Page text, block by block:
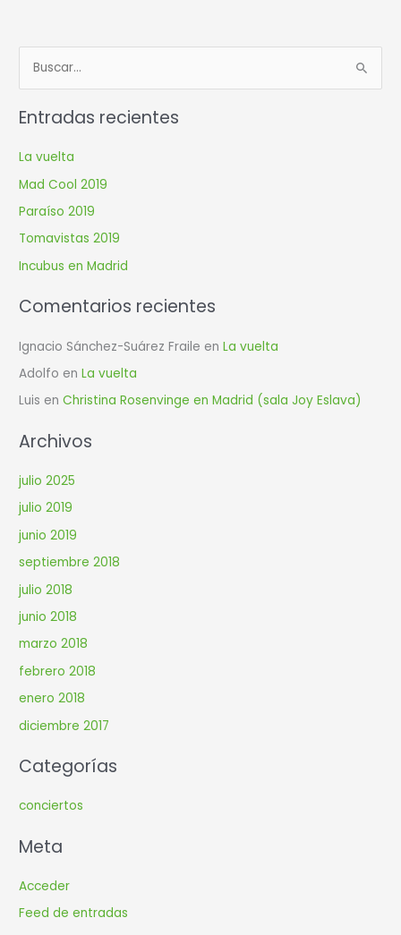
u
s
a
r
p
o
r
Entradas recientes
La vuelta
Mad Cool 2019
Paraíso 2019
Tomavistas 2019
Incubus en Madrid
Comentarios recientes
Ignacio Sánchez-Suárez Fraile enLa vuelta
Adolfo enLa vuelta
Luis enChristina Rosenvinge en Madrid (sala Joy Eslava)
Archivos
julio 2025
julio 2019
junio 2019
septiembre 2018
julio 2018
junio 2018
marzo 2018
febrero 2018
enero 2018
diciembre 2017
Categorías
conciertos
Meta
Acceder
Feed de entradas